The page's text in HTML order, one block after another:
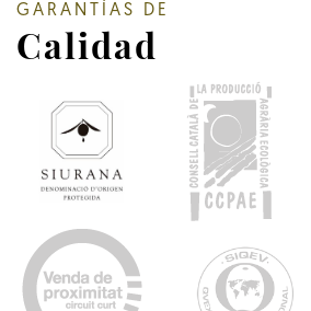
GARANTÍAS DE
Calidad